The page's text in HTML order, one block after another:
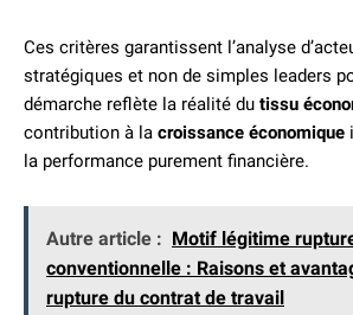
Ces critères garantissent l’analyse
stratégiques et non de simples leaders
démarche reflète la réalité du tissu
contribution à la croissance économique
la performance purement financière.
Autre article : Motif légitime
conventionnelle : Raisons et
rupture du contrat de travail